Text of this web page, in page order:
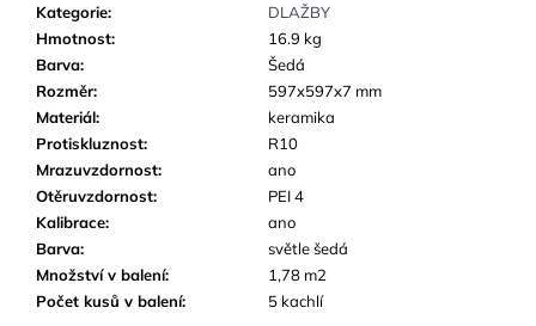
Kategorie:
DLAŽBY
Hmotnost:
16.9 kg
Barva:
Šedá
Rozměr:
597x597x7 mm
Materiál:
keramika
Protiskluznost:
R10
Mrazuvzdornost:
ano
Otěruvzdornost:
PEI 4
Kalibrace:
ano
Barva:
světle šedá
Množství v balení:
1,78 m2
Počet kusů v balení: 5 kachlí
DLAŽBA
OBKLAD
SANDWOOD
BROWN
18,5X59,8
CM
IMITACE
DŘEVA
459
Kč